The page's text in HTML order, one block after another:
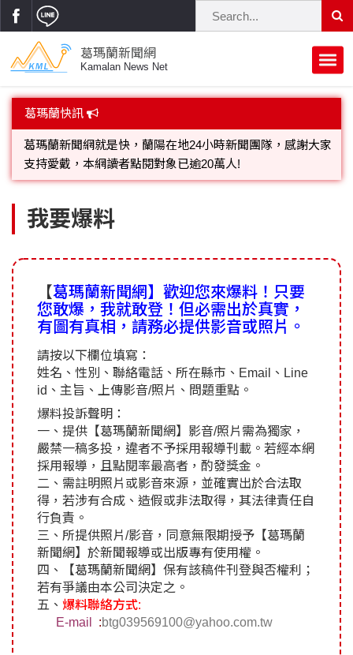
葛瑪蘭新聞網
Kamalan News Net
首頁
蘭陽大代誌
府會議題
交通警消
地方大小事
校園動態
原住民動態
軍事新聞
立法院
府院動態
選舉新聞
立委選舉
縣市長選舉
議員民代選舉
鄉鎮長村里長選舉
五合一選舉
親子活動
公益行善
溫馨關懷
藝文走廊
民俗薪傳
藝文展覽
專題講座
話說文史
水色流光映城東～名家齊聚展藝風
時尚你我他
休閒旅遊
時尚行業
美食料理
景點介紹
醫療養生
醫藥新訊
【博愛醫療公益服務隊】專欄
產業科技
產業招商
求職徵才
財經稅務
農林漁牧
房產理財
我要爆料
網友爆料
檢舉投訴
活動專頁
讀者投稿
全國運動會
宜蘭國際童玩節
宜蘭綠色博覽會
葛瑪蘭快訊
歡迎廣告託播，刊頭或新聞欄位:圖片或影音檔可連結指定官
網;詳洽各記者或聯繫：0910-259565洽詢。
支持愛戴，本網讀者點閱對象已逾20萬人!
我要爆料
【葛瑪蘭新聞網】歡迎您來爆料！只要
您敢爆，我就敢登！但必需出於真實，
有圖有真相，請務必提供影音或照片。
請按以下欄位填寫：
姓名、性別、聯絡電話、所在縣市、Email、Line
id、主旨、上傳影音/照片、問題重點。
爆料投訴聲明：
一、提供【葛瑪蘭新聞網】影音/照片需為獨家，
嚴禁一稿多投，違者不予採用報導刊載。若經本網
採用報導，且點閱率最高者，酌發獎金。
二、需註明照片或影音來源，並確實出於合法取
得，若涉有合成、造假或非法取得，其法律責任自
行負責。
三、所提供照片/影音，同意無限期授予【葛瑪蘭
新聞網】於新聞報導或出版專有使用權。
四、【葛瑪蘭新聞網】保有該稿件刊登與否權利；
若有爭議由本公司決定之。
五、 爆料聯絡方式:
E-mail
:btg039569100@yahoo.com.tw